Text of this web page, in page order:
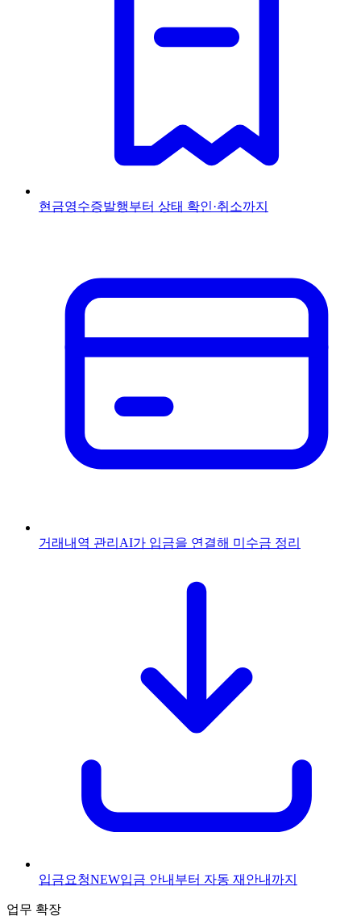
현금영수증발행부터 상태 확인·취소까지
거래내역 관리 AI가 입금을 연결해 미수금 정리
입금요청NEW입금 안내부터 자동 재안내까지
업무 확장